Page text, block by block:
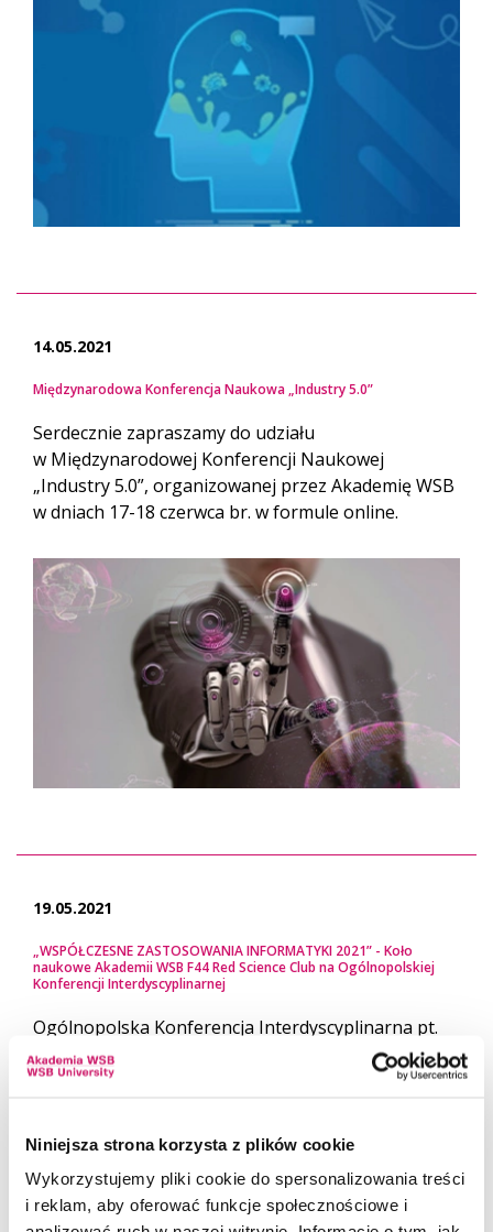
Niniejsza strona korzysta z plików cookie
Wykorzystujemy pliki cookie do spersonalizowania treści
i reklam, aby oferować funkcje społecznościowe i
14.05.2021
Międzynarodowa Konferencja Naukowa „Industry 5.0”
Serdecznie zapraszamy do udziału
w Międzynarodowej Konferencji Naukowej
„Industry 5.0”, organizowanej przez Akademię WSB
w dniach 17-18 czerwca br. w formule online.
19.05.2021
„WSPÓŁCZESNE ZASTOSOWANIA INFORMATYKI 2021” - Koło
naukowe Akademii WSB F44 Red Science Club na Ogólnopolskiej
Konferencji Interdyscyplinarnej
Ogólnopolska Konferencja Interdyscyplinarna pt.
Współczesne Zastosowania Informatyki
zorganizowana przez Koło Naukowe Studentów
Informatyki Wydziału Nauk Ścisłych Uniwersytetu
Przyrodniczo-Humanistyc...